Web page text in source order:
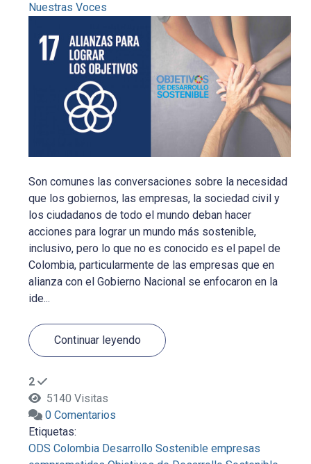
Nuestras Voces
Son comunes las conversaciones sobre la necesidad
que los gobiernos, las empresas, la sociedad civil y
los ciudadanos de todo el mundo deban hacer
acciones para lograr un mundo más sostenible,
inclusivo, pero lo que no es conocido es el papel de
Colombia, particularmente de las empresas que en
alianza con el Gobierno Nacional se enfocaron en la
ide...
Continuar leyendo
2
5140 Visitas
0 Comentarios
Etiquetas:
ODS Colombia Desarrollo Sostenible empresas